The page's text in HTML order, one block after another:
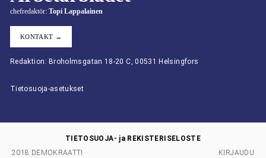
chefredaktör: Topi Lappalainen
KONTAKT →
Redaktion: Broholmsgatan 18-20 C, 00531 Helsingfors
Tietosuoja-asetukset
2018 DEMOKRAATTI
TIETOSUOJA- ja REKISTERISELOSTE
KIRJAUDU